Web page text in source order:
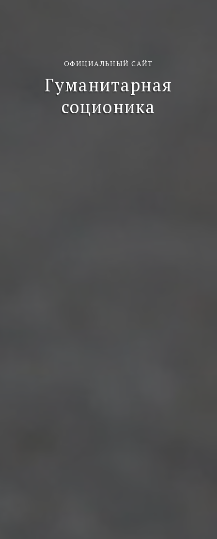
ОФИЦИАЛЬНЫЙ САЙТ
Гуманитарная
соционика